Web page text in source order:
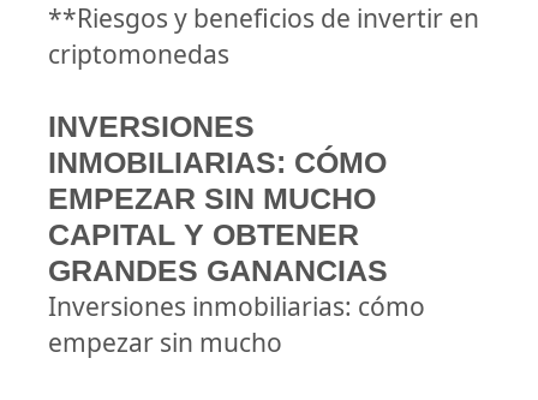
**Riesgos y beneficios de invertir en
criptomonedas
INVERSIONES
INMOBILIARIAS: CÓMO
EMPEZAR SIN MUCHO
CAPITAL Y OBTENER
GRANDES GANANCIAS
Inversiones inmobiliarias: cómo
empezar sin mucho